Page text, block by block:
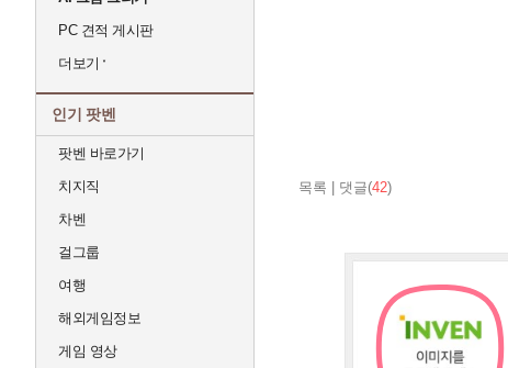
PC 견적 게시판
더보기
인기 팟벤
팟벤 바로가기
치지직
차벤
걸그룹
여행
해외게임정보
게임 영상
목록 댓글(42)